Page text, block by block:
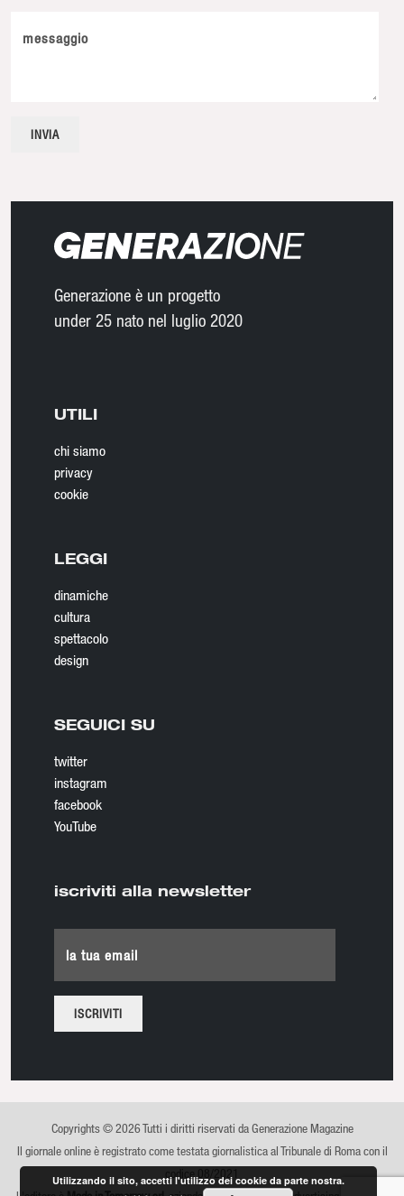
messaggio
Generazione è un progetto
under 25 nato nel luglio 2020
UTILI
chi siamo
privacy
cookie
LEGGI
dinamiche
cultura
spettacolo
design
SEGUICI SU
twitter
instagram
facebook
YouTube
iscriviti alla newsletter
la tua email
Copyrights © 2026 Tutti i diritti riservati da Generazione Magazine
Il giornale online è registrato come testata giornalistica al Tribunale di Roma con il
codice 08/2021
Utilizzando il sito, accetti l'utilizzo dei cookie da parte nostra.